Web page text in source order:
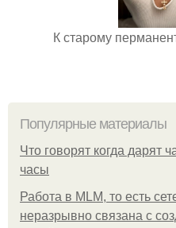
К старому
Популярные материалы
Что говорят когда дарят
часы
Работа в MLM, то есть
неразрывно связана с